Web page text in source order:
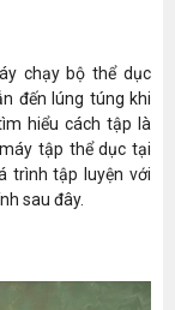
chạy bộ thể dục
đến lúng túng khi
hiểu cách tập là
tập thể dục tại
trình tập luyện với
sau đây.